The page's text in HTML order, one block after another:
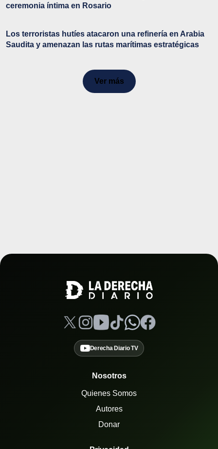
ceremonia íntima en Rosario
Los terroristas hutíes atacaron una refinería en Arabia
Saudita y amenazan las rutas marítimas estratégicas
Ver más
Derecha Diario TV
Nosotros
Quienes Somos
Autores
Donar